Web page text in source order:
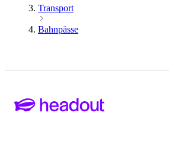
Transport
Bahnpässe